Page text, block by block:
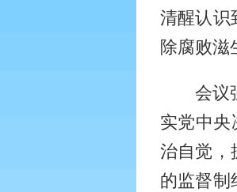
清醒认识
除腐败滋
会议
实党中央
治自觉，
的监督制